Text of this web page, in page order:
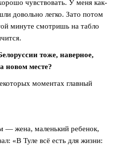
чувствовать. У меня как-
довольно легко. Зато потом
минуте смотришь на табло
тоже, наверное,
новом месте?
моментах главный
— жена, маленький ребенок,
«В Туле всё есть для жизни: